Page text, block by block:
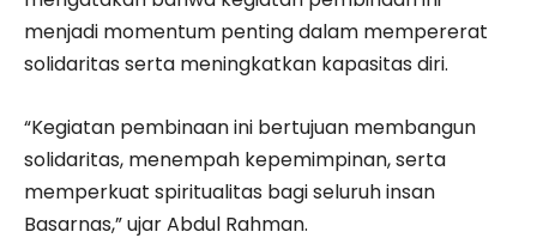
menjadi momentum penting dalam mempererat
solidaritas serta meningkatkan kapasitas diri.
“Kegiatan pembinaan ini bertujuan membangun
solidaritas, menempah kepemimpinan, serta
memperkuat spiritualitas bagi seluruh insan
Basarnas,” ujar Abdul Rahman.